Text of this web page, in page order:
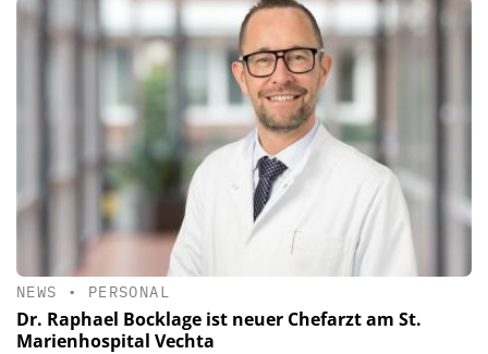
NEWS • PERSONAL
Dr. Raphael Bocklage ist neuer Chefarzt am St.
Marienhospital Vechta